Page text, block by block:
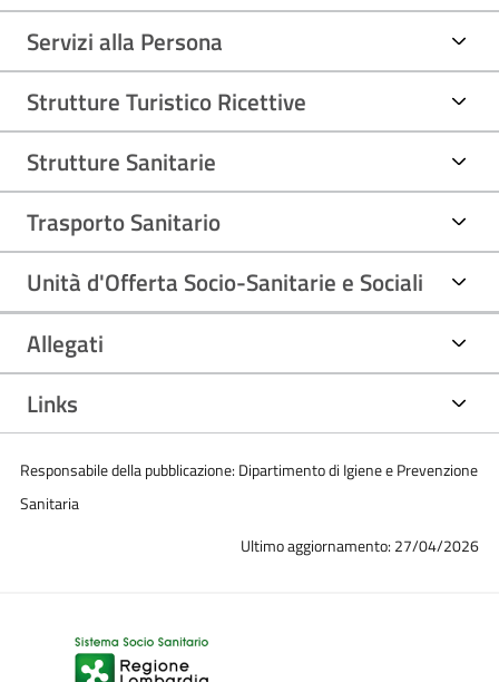
Servizi alla Persona
Strutture Turistico Ricettive
Strutture Sanitarie
Trasporto Sanitario
Unità d'Offerta Socio-Sanitarie e Sociali
Allegati
Links
Responsabile della pubblicazione: Dipartimento di Igiene e Prevenzione
Sanitaria
Ultimo aggiornamento: 27/04/2026